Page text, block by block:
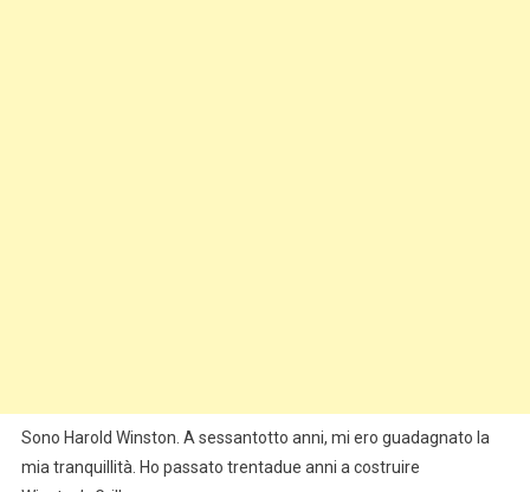
Sono Harold Winston. A sessantotto anni, mi ero guadagnato la
mia tranquillità. Ho passato trentadue anni a costruire